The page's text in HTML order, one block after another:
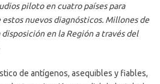
piloto en cuatro países para
estos nuevos diagnósticos. Millones de
disposición en la Región a través del
de antígenos, asequibles y fiables,